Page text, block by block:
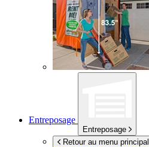
Entreposage
Entreposage
Retour au menu principal